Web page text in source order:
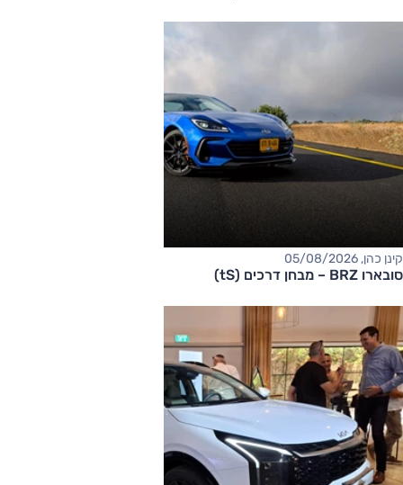
קינן כהן, 05/08/2026
סובארו BRZ – מבחן דרכים (tS)